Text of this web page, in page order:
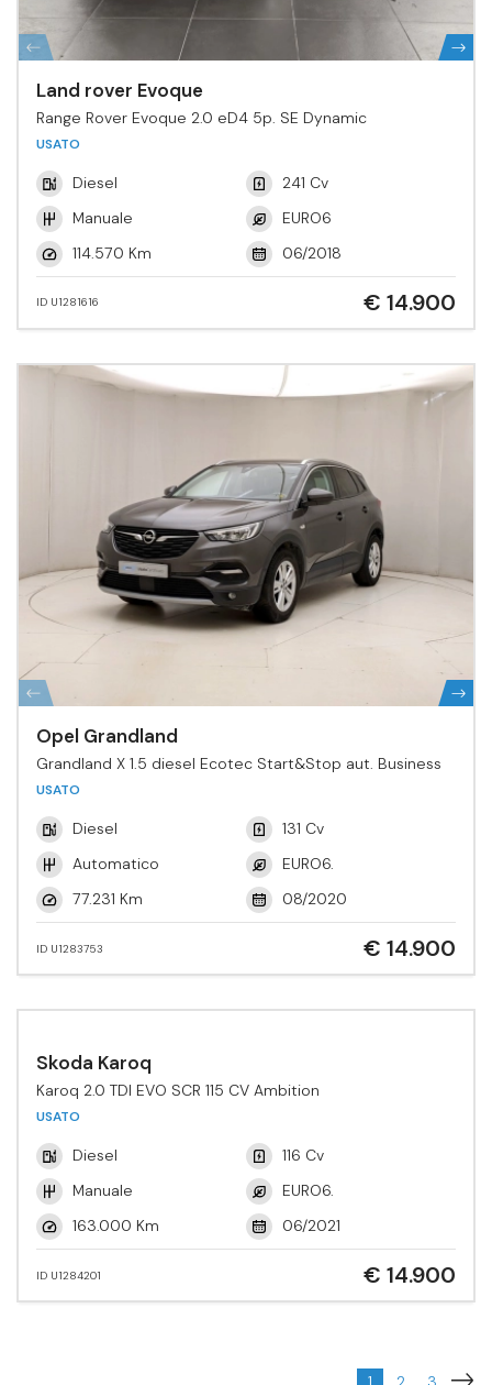
Land rover Evoque
Range Rover Evoque 2.0 eD4 5p. SE Dynamic
USATO
Diesel
241 Cv
Manuale
EURO6
114.570 Km
06/2018
ID U1281616 € 14.900
Opel Grandland
Grandland X 1.5 diesel Ecotec Start&Stop aut. Business
USATO
Diesel
131 Cv
Automatico
EURO6.
77.231 Km
08/2020
ID U1283753 € 14.900
Skoda Karoq
Karoq 2.0 TDI EVO SCR 115 CV Ambition
USATO
Diesel
116 Cv
Manuale
EURO6.
163.000 Km
06/2021
ID U1284201 € 14.900